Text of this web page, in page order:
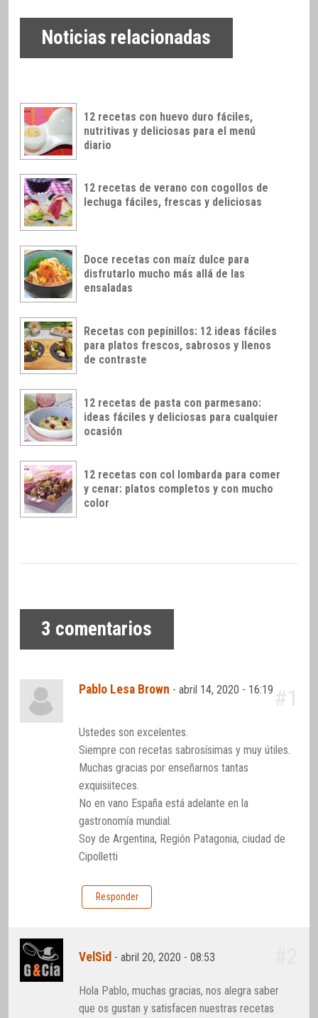
Noticias relacionadas
12 recetas con huevo duro fáciles,
nutritivas y deliciosas para el menú
diario
12 recetas de verano con cogollos de
lechuga fáciles, frescas y deliciosas
Doce recetas con maíz dulce para
disfrutarlo mucho más allá de las
ensaladas
Recetas con pepinillos: 12 ideas fáciles
para platos frescos, sabrosos y llenos
de contraste
12 recetas de pasta con parmesano:
ideas fáciles y deliciosas para cualquier
ocasión
12 recetas con col lombarda para comer
y cenar: platos completos y con mucho
color
3 comentarios
Pablo Lesa Brown -abril 14, 2020 - 16:19 #1
Ustedes son excelentes.
Siempre con recetas sabrosísimas y muy útiles.
Muchas gracias por enseñarnos tantas
exquisiiteces.
No en vano España está adelante en la
gastronomía mundial.
Soy de Argentina, Región Patagonia, ciudad de
Cipolletti
Responder
VelSid -abril 20, 2020 - 08:53
Hola Pablo, muchas gracias, nos alegra saber
que os gustan y satisfacen nuestras recetas